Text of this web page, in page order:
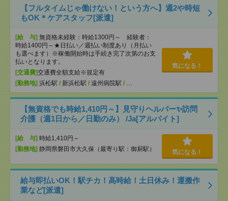
【フルタイムじゃ働けない！という方へ】週2や時短
もOK＊ケアスタッフ[派遣]
[給 与] 無資格未経験：時給1300円～ 経験者：
時給1400円～★日払い／週払い制度あり（月払い
も選べます）※稼働開始時は手続き完了次第のお支
払いとなります。
[交通費]交通費全額支給※規定有
[勤務地] 浜松駅 / 新浜松駅 / 遠州病院駅 / …
気になる！
【無資格でも時給1,410円～】見守りヘルパー✨訪問
介護（週1日から／日勤のみ） /Ja[アルバイト]
[給 与] 時給1,410円～
[勤務地] 静岡県磐田市大久保（最寄り駅：御厨駅） 気になる！
給与即払いOK！駅チカ！高時給！土日休み！運搬作
業など[派遣]